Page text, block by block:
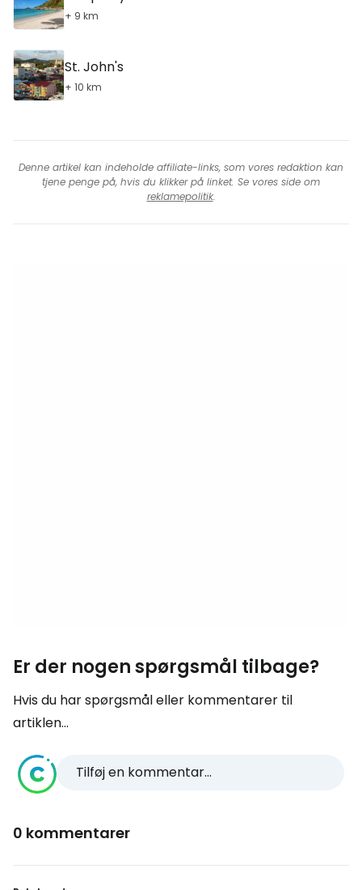
+ 9 km
St. John's
+ 10 km
Denne artikel kan indeholde affiliate-links, som vores redaktion kan
tjene penge på, hvis du klikker på linket. Se vores side om
reklamepolitik.
Er der nogen spørgsmål tilbage?
Hvis du har spørgsmål eller kommentarer til
artiklen...
Tilføj en kommentar...
0 kommentarer